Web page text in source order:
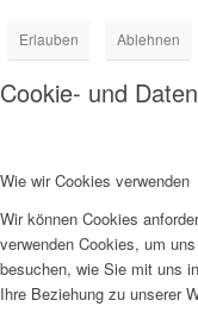
Erlauben Ablehnen
Cookie- und
Wie wir Cookies verwenden
Wir können Cookies
verwenden Cookies, um
besuchen, wie Sie mit uns
Ihre Beziehung zu unserer